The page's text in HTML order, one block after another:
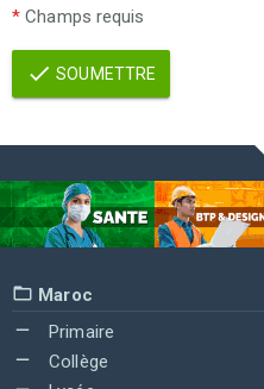
* Champs requis
SOUMETTRE
Maroc
Primaire
Collège